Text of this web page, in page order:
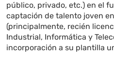
público, privado, etc.) en el
captación de talento joven
(principalmente, recién
Industrial, Informática y
incorporación a su plantilla